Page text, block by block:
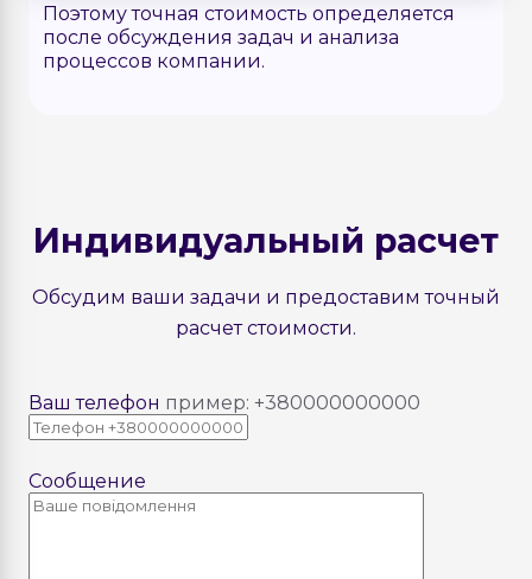
Поэтому точная стоимость определяется
после обсуждения задач и анализа
процессов компании.
Индивидуальный расчет
Обсудим ваши задачи и предоставим точный
расчет стоимости.
Ваш телефон пример: +380000000000
Сообщение